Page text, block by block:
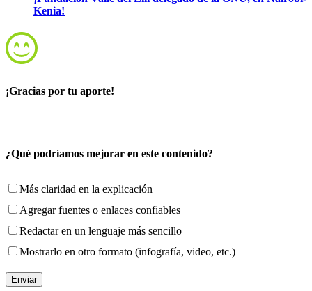
Kenia!
¡Gracias por tu aporte!
¿Qué podríamos mejorar en este contenido?
Más claridad en la explicación
Agregar fuentes o enlaces confiables
Redactar en un lenguaje más sencillo
Mostrarlo en otro formato (infografía, video, etc.)